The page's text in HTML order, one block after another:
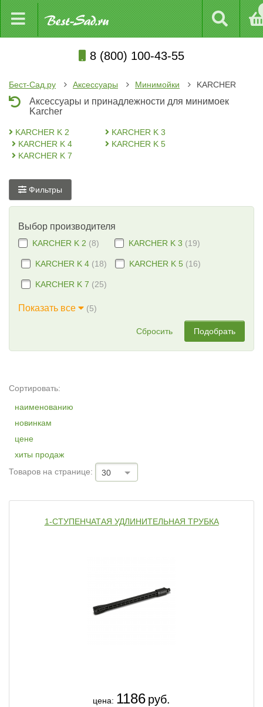
8 (800) 100-43-55
Бест-Сад.ру Аксессуары Минимойки KARCHER
Аксессуары и принадлежности для минимоек
Karcher
KARCHER K 2
KARCHER K 3
KARCHER K 4
KARCHER K 5
KARCHER K 7
Фильтры
Выбор производителя
KARCHER K 2 (8) KARCHER K 3 (19)
KARCHER K 4 (18) KARCHER K 5 (16)
KARCHER K 7 (25)
Показать все (5)
Сбросить Подобрать
Сортировать:
наименованию
новинкам
цене
хиты продаж
Товаров на странице:
30
1-СТУПЕНЧАТАЯ УДЛИНИТЕЛЬНАЯ ТРУБКА
цена: 1186 руб.